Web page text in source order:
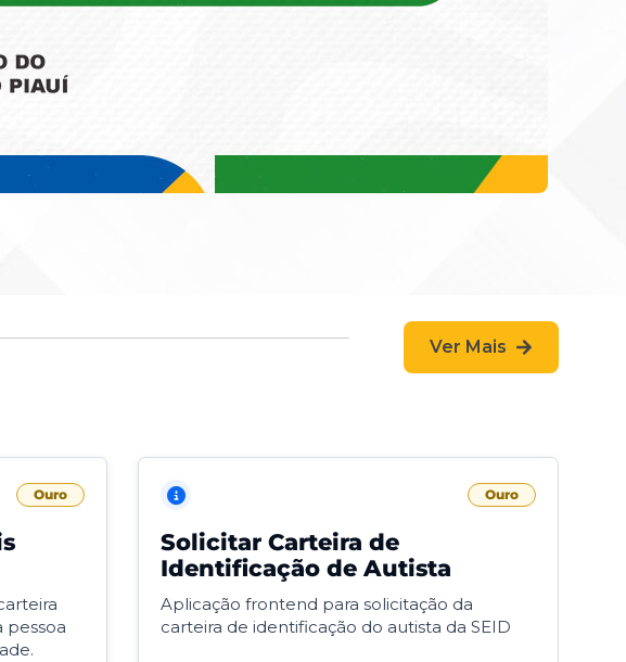
Ver Mais
Ouro
pessoa
Ouro
Solicitar Carteira de
Identificação de Autista
Aplicação frontend para solicitação da
carteira de identificação do autista da SEID